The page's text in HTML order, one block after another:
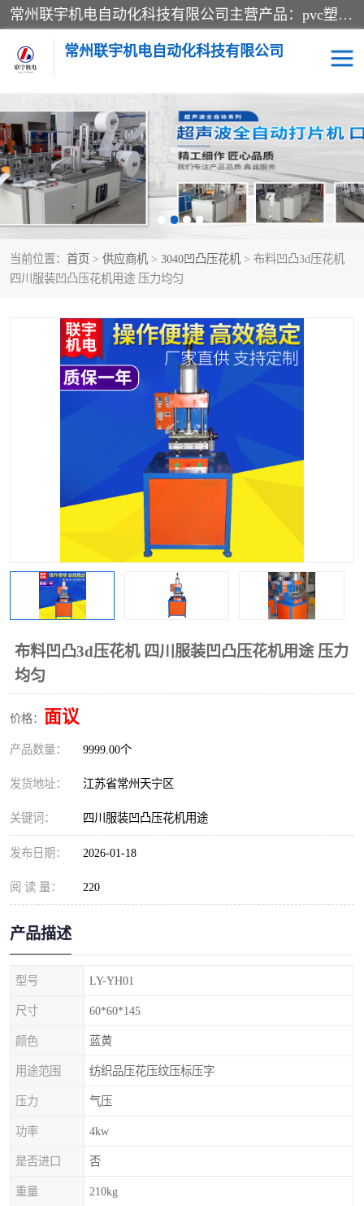
常州联宇机电自动化科技有限公司主营产品：pvc塑料焊机、高频热合机、软膜天花压边机、服装布料凹凸压花机、布料3d压印设备、服装植胶设备、超声波布料花边机、无纺布热合机、全自动压花机。
常州联宇机电自动化科技有限公司
当前位置： 首页 > 供应商机 > 3040凹凸压花机 > 布料凹凸3d压花机
四川服装凹凸压花机用途 压力均匀
布料凹凸3d压花机 四川服装凹凸压花机用途 压力
均匀
价格： 面议
产品数量： 9999.00个
发货地址： 江苏省常州天宁区
关键词： 四川服装凹凸压花机用途
发布日期： 2026-01-18
阅 读 量： 220
产品描述
型号 LY-YH01
尺寸 60*60*145
颜色 蓝黄
用途范围 纺织品压花压纹压标压字
压力 气压
功率 4kw
是否进口 否
重量 210kg
压花定型机以及压花模具 超声波热合机
高频热合机 超声波花边机
超声波复合压花机 凹凸压花机压标机
3040凹凸压花机 双头服装凹凸压花机
高频压花压标机 自动超声波打片成型机
泡壳包装封口机